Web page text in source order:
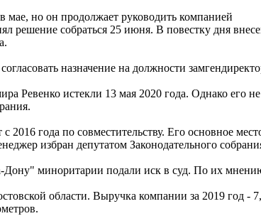
но он продолжает руководить компанией
решение собраться 25 июня. В повестку дня
назначение на должности
истекли 13 мая 2020 года. Однако его
года по совместительству. Его основное
избран депутатом Законодательного
Дону" миноритарии подали иск в суд. По их
области. Выручка компании за 2019 год